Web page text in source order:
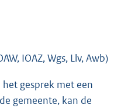
IOAZ, Wgs, Llv, Awb)
gesprek met een
gemeente, kan de